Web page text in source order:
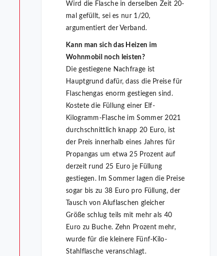
Wird die Flasche in derselben Zeit 20-
mal gefüllt, sei es nur 1/20,
argumentiert der Verband.
Kann man sich das Heizen im
Wohnmobil noch leisten?
Die gestiegene Nachfrage ist
Hauptgrund dafür, dass die Preise für
Flaschengas enorm gestiegen sind.
Kostete die Füllung einer Elf-
Kilogramm-Flasche im Sommer 2021
durchschnittlich knapp 20 Euro, ist
der Preis innerhalb eines Jahres für
Propangas um etwa 25 Prozent auf
derzeit rund 25 Euro je Füllung
gestiegen. Im Sommer lagen die Preise
sogar bis zu 38 Euro pro Füllung, der
Tausch von Aluflaschen gleicher
Größe schlug teils mit mehr als 40
Euro zu Buche. Zehn Prozent mehr,
wurde für die kleinere Fünf-Kilo-
Stahlflasche veranschlagt.